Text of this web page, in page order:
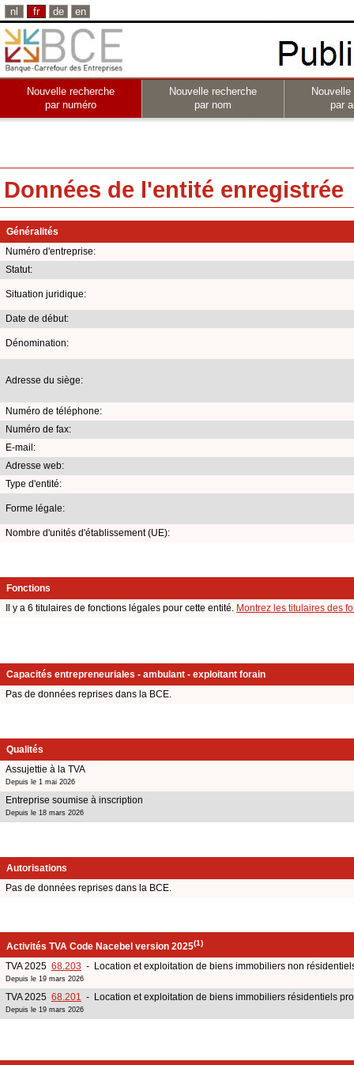
nl fr de en
Nouvelle recherche
par numéro
Nouvelle recherche
par nom
par
Données de l'entité enregistrée
Généralités
Numéro d'entreprise:
Statut:
Situation juridique:
Date de début:
Dénomination:
Adresse du siège:
Numéro de téléphone:
Numéro de fax:
E-mail:
Adresse web:
Type d'entité:
Forme légale:
Nombre d'unités d'établissement (UE):
Fonctions
Il y a 6 titulaires de fonctions légales pour cette entité. Montrez les titulaires des
Capacités entrepreneuriales - ambulant - exploitant forain
Pas de données reprises dans la BCE.
Qualités
Assujettie à la TVA
Depuis le 1 mai 2026
Entreprise soumise à inscription
Depuis le 18 mars 2026
Autorisations
Pas de données reprises dans la BCE.
Activités TVA Code Nacebel version 2025(1)
TVA 2025 68.203 - Location et exploitation de biens immobiliers non
Depuis le 19 mars 2026
TVA 2025 68.201 - Location et exploitation de biens immobiliers résidentiels
Depuis le 19 mars 2026